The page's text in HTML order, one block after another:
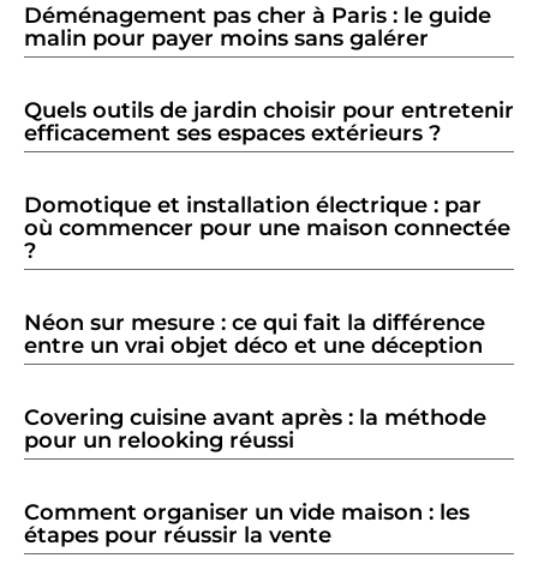
Déménagement pas cher à Paris : le guide
malin pour payer moins sans galérer
Quels outils de jardin choisir pour entretenir
efficacement ses espaces extérieurs ?
Domotique et installation électrique : par
où commencer pour une maison connectée
?
Néon sur mesure : ce qui fait la différence
entre un vrai objet déco et une déception
Covering cuisine avant après : la méthode
pour un relooking réussi
Comment organiser un vide maison : les
étapes pour réussir la vente